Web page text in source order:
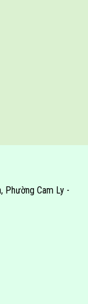
Phường Cam Ly -